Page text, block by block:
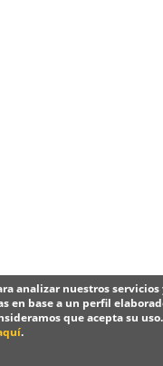
analizar nuestros
en base a un perfil
que acepta su
.